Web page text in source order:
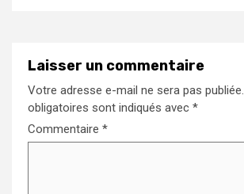
Laisser un commentaire
Votre adresse e-mail ne sera pas publiée.
obligatoires sont indiqués avec *
Commentaire *